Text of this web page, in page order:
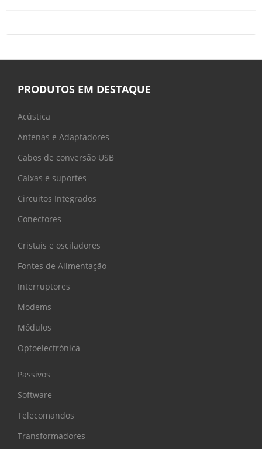
PRODUTOS EM DESTAQUE
Acústica
Antenas e Adaptadores
Cabos de conversão USB
Caixas e suportes
Circuitos Integrados
Conectores
Cristais e osciladores
Fontes de Alimentação
Interruptores
Modems
Módulos
Optoelectrónica
Passivos
Software
Telecomandos
Transformadores